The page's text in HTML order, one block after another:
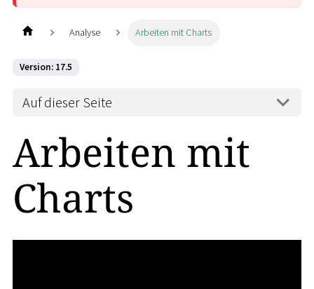
Analyse Arbeiten mit Charts
Version: 17.5
Auf dieser Seite
Arbeiten mit
Charts